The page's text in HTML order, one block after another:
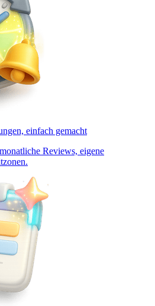
einfach gemacht
Reviews, eigene